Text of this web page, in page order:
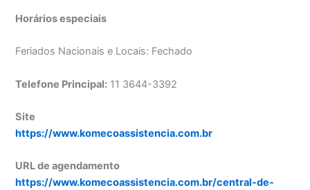
Horários especiais
Feriados Nacionais e Locais: Fechado
Telefone Principal: 11 3644-3392
Site
https://www.komecoassistencia.com.br
URL de agendamento
https://www.komecoassistencia.com.br/central-de-